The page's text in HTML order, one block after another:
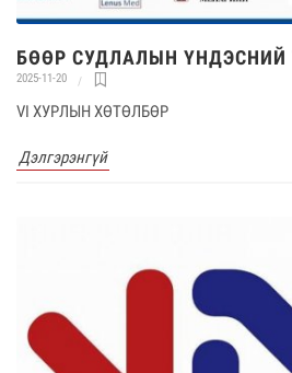
БӨӨР СУДЛАЛЫН ҮНДЭСНИЙ
2025-11-20
VI ХУРЛЫН ХӨТӨЛБӨР
Дэлгэрэнгүй